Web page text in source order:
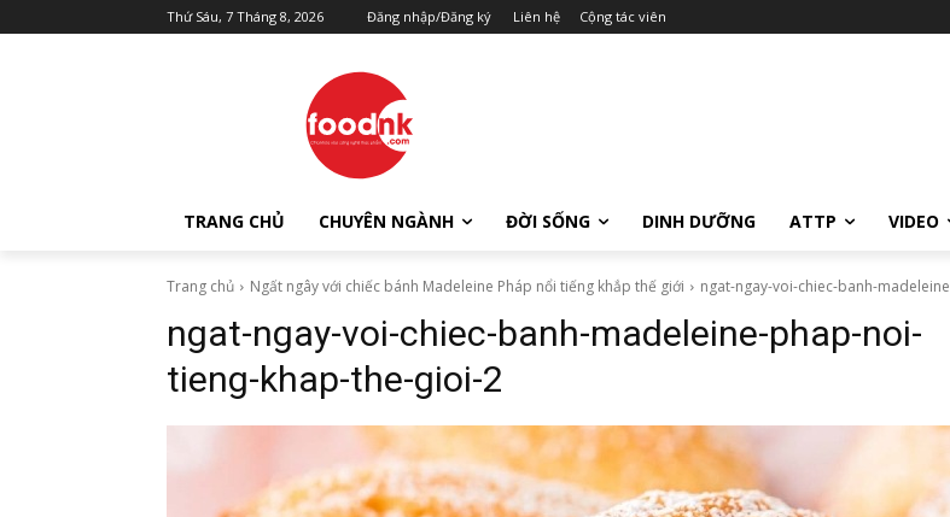
Thứ Sáu, 7 Tháng 8, 2026 Đăng nhập/Đăng ký Liên hệ Cộng tác viên
TRANG CHỦ CHUYÊN NGÀNH ĐỜI SỐNG DINH DƯỠNG ATTP VIDEO
Trang chủ Ngất ngây với chiếc bánh Madeleine Pháp nổi tiếng khắp thế giới ngat-ngay-voi-chiec-banh-
ngat-ngay-voi-chiec-banh-madeleine-phap-noi-
tieng-khap-the-gioi-2